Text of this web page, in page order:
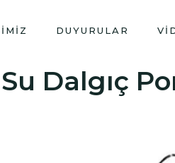
DUYURULAR
Dalgıç